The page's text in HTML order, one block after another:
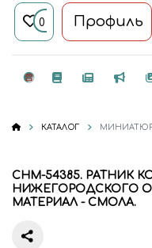
0 Профиль
КАТАЛОГ
CHM-54385. РАТНИК
НИЖЕГОРОДСКОГО
МАТЕРИАЛ - СМОЛА.